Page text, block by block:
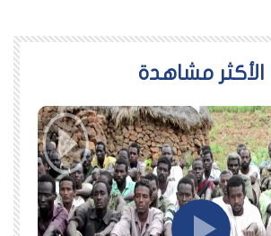
اﻷكثر مشاهدة